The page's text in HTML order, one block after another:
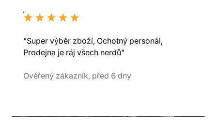
"Super výběr zboží, Ochotný personál,
Prodejna je ráj všech nerdů"
Ověřený zákazník, před 6 dny